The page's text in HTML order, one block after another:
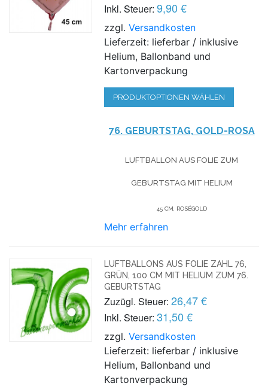
Inkl. Steuer: 9,90 €
zzgl.Versandkosten
Lieferzeit: lieferbar / inklusive
Helium, Ballonband und
Kartonverpackung
PRODUKTOPTIONEN WÄHLEN
76. GEBURTSTAG, GOLD-ROSA
LUFTBALLON AUS FOLIE ZUM
GEBURTSTAG MIT HELIUM
45 CM, ROSÉGOLD
Mehr erfahren
LUFTBALLONS AUS FOLIE ZAHL 76,
GRÜN, 100 CM MIT HELIUM ZUM 76.
GEBURTSTAG
Zuzügl. Steuer: 26,47 €
Inkl. Steuer: 31,50 €
zzgl.Versandkosten
Lieferzeit: lieferbar / inklusive
Helium, Ballonband und
Kartonverpackung